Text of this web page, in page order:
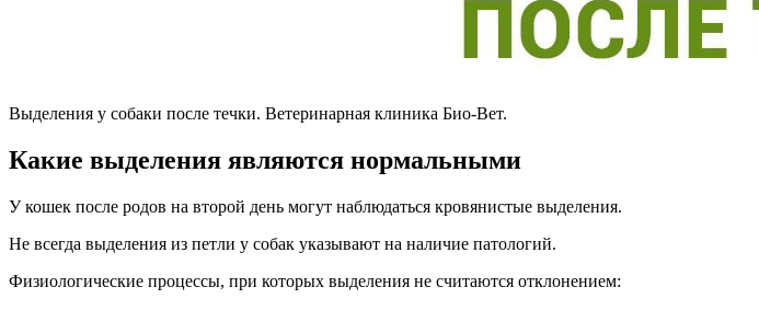
Выделения у собаки после течки. Ветеринарная клиника Био-Вет.
Какие выделения являются нормальными
У кошек после родов на второй день могут наблюдаться кровянистые выделения.
Не всегда выделения из петли у собак указывают на наличие патологий.
Физиологические процессы, при которых выделения не считаются отклонением: